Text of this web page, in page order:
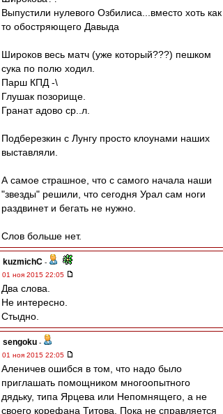
Выпустили нулевого Озбилиса...вместо хоть как
то обостряющего Давыда
Широков весь матч (уже который???) пешком
сука по полю ходил.
Парш КПД -\
Глушак позорище.
Гранат адово ср..л.
Подберезкин с Лунгу просто клоунами наших
выставляли.
А самое страшное, что с самого начала наши
"звезды" решили, что сегодня Урал сам ноги
раздвинет и бегать не нужно.
Слов больше нет.
kuzmichC -
01 ноя 2015 22:05
Два слова.
Не интересно.
Стыдно.
sengoku -
01 ноя 2015 22:05
Аленичев ошибся в том, что надо было
приглашать помощником многоопытного
дядьку, типа Ярцева или Непомнящего, а не
своего корефана Титова. Пока не справляется